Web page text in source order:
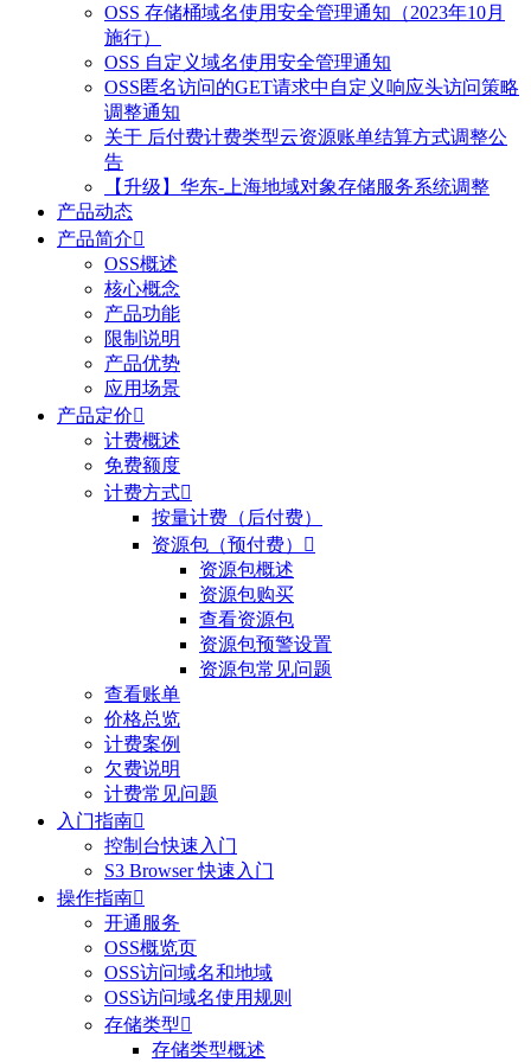
OSS 存储桶域名使用安全管理通知（2023年10月
施行）
OSS 自定义域名使用安全管理通知
OSS匿名访问的GET请求中自定义响应头访问策略
调整通知
关于 后付费计费类型云资源账单结算方式调整公
告
【升级】华东-上海地域对象存储服务系统调整
产品动态
产品简介
OSS概述
核心概念
产品功能
限制说明
产品优势
应用场景
产品定价
计费概述
免费额度
计费方式
按量计费（后付费）
资源包（预付费）

资源包概述
资源包购买
查看资源包
资源包预警设置
资源包常见问题
查看账单
价格总览
计费案例
欠费说明
计费常见问题
入门指南
控制台快速入门
S3 Browser 快速入门
操作指南
开通服务
OSS概览页
OSS访问域名和地域
OSS访问域名使用规则
存储类型
存储类型概述